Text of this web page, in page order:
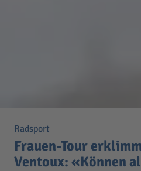
Radsport
Frauen-Tour
Ventoux: «Können